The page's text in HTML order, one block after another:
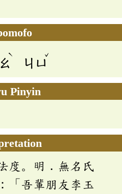
ˋ
ㄐㄩ
ˇ
Pinyin
度。明．無名氏
「吾輩朋友李玉